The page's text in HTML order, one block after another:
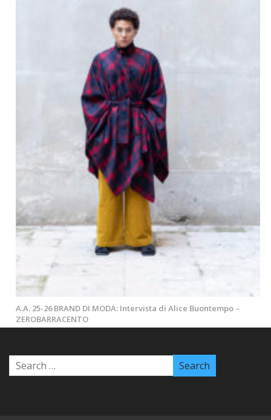
A.A. 25-26 BRAND DI MODA: Intervista di Alice Buontempo –
ZEROBARRACENTO